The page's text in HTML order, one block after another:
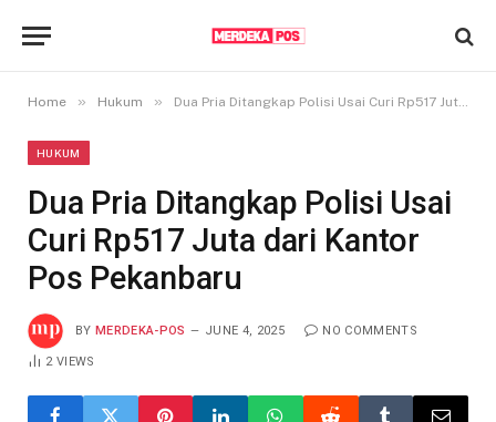
Home » Hukum » Dua Pria Ditangkap Polisi Usai Curi Rp517 Juta dari Kantor Pos Pekanbaru
HUKUM
Dua Pria Ditangkap Polisi Usai
Curi Rp517 Juta dari Kantor
Pos Pekanbaru
BY MERDEKA-POS JUNE 4, 2025 NO COMMENTS
2VIEWS